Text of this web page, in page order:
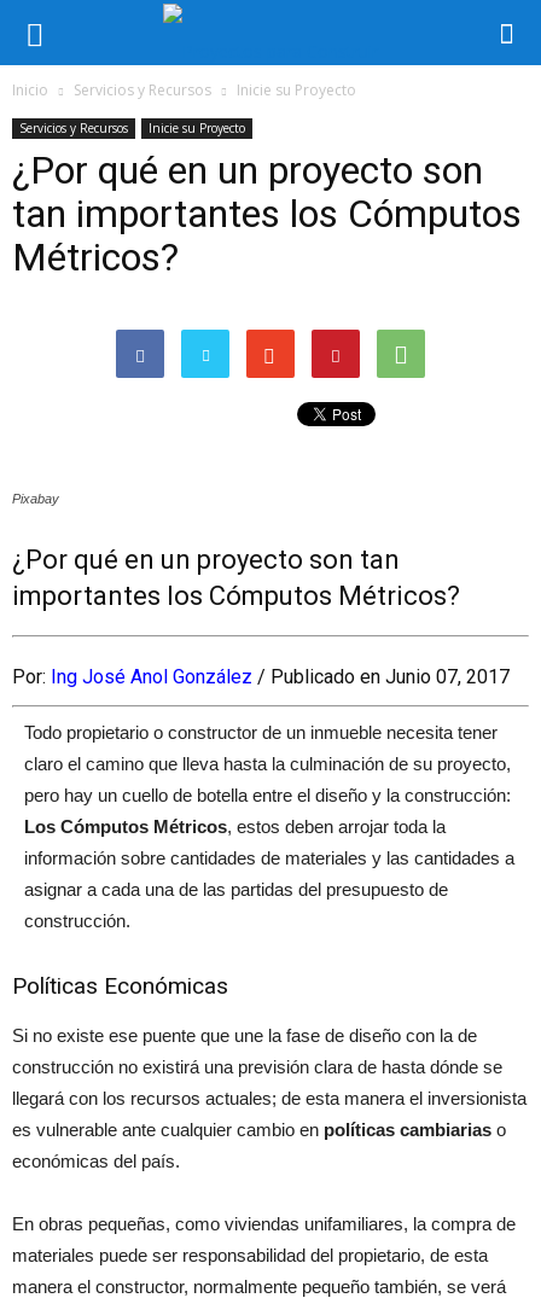
Inicio Servicios y Recursos Inicie su Proyecto
Servicios y Recursos Inicie su Proyecto
¿Por qué en un proyecto son
tan importantes los Cómputos
Métricos?
Pixabay
¿Por qué en un proyecto son tan
importantes los Cómputos Métricos?
Por: Ing José Anol González / Publicado en Junio 07, 2017
Todo propietario o constructor de un inmueble necesita tener
claro el camino que lleva hasta la culminación de su proyecto,
pero hay un cuello de botella entre el diseño y la construcción:
Los Cómputos Métricos, estos deben arrojar toda la
información sobre cantidades de materiales y las cantidades a
asignar a cada una de las partidas del presupuesto de
construcción.
Políticas Económicas
Si no existe ese puente que une la fase de diseño con la de
construcción no existirá una previsión clara de hasta dónde se
llegará con los recursos actuales; de esta manera el inversionista
es vulnerable ante cualquier cambio en políticas cambiarias o
económicas del país.
En obras pequeñas, como viviendas unifamiliares, la compra de
materiales puede ser responsabilidad del propietario, de esta
manera el constructor, normalmente pequeño también, se verá